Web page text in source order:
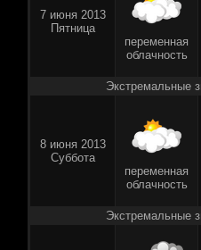
7 июня 2013
Пятница
переменная
облачность
Экстремальные
8 июня 2013
Суббота
переменная
облачность
Экстремальные